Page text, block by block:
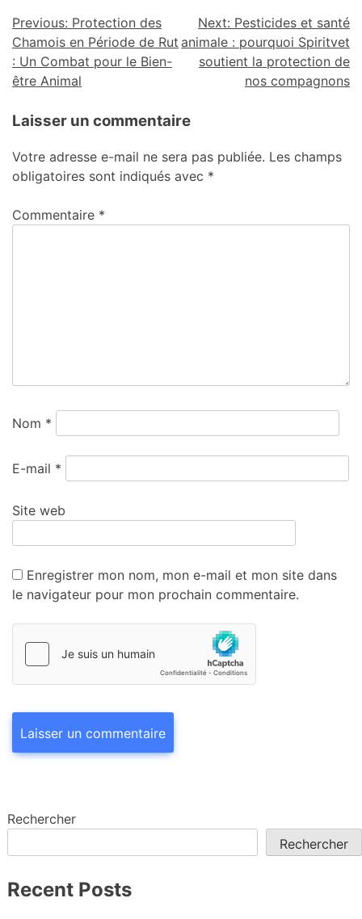
Previous: Protection des
Chamois en Période de Rut
: Un Combat pour le Bien-
être Animal
Next: Pesticides et santé
animale : pourquoi Spiritvet
soutient la protection de
nos compagnons
Laisser un commentaire
Votre adresse e-mail ne sera pas publiée. Les champs
obligatoires sont indiqués avec *
Commentaire *
Nom *
E-mail *
Site web
Enregistrer mon nom, mon e-mail et mon site dans
le navigateur pour mon prochain commentaire.
Rechercher
Rechercher
Recent Posts